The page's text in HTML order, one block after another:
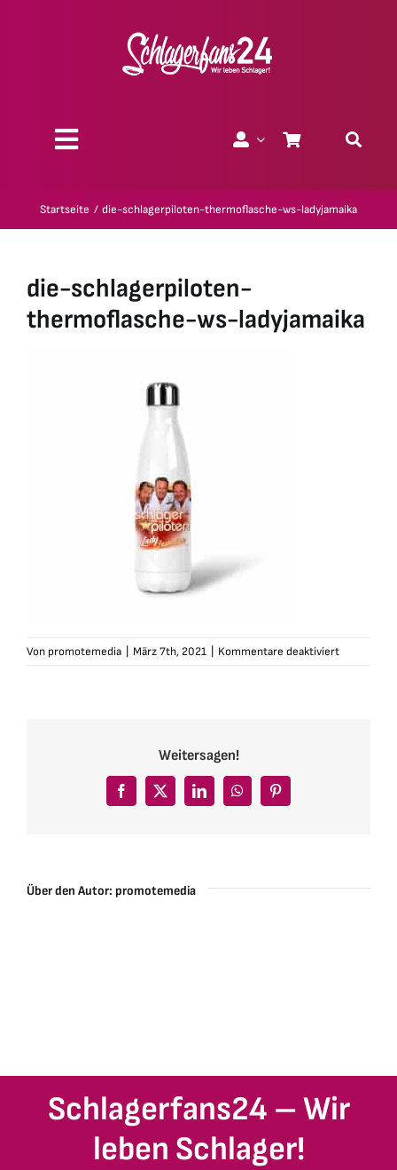
Toggle
Geschenk-Gutscheine
Startseite die-schlagerpiloten-thermoflasche-ws-ladyjamaika
die-schlagerpiloten-
thermoflasche-ws-ladyjamaika
Von promotemedia März 7th, 2021 Kommentare deaktiviertfür
Weitersagen!
Facebook
X LinkedInWhatsAppPinterest
Über den Autor: promotemedia
Schlagerfans24 – Wir
leben Schlager!